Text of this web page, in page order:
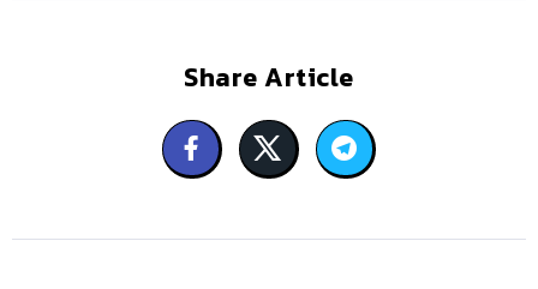
Share Article